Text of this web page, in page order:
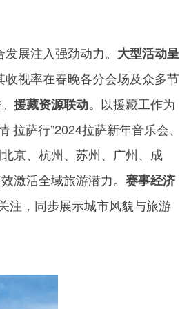
展注入强劲动力。 大型活动呈
视率在春晚各分会场及众多节
援藏资源联动。 以援藏工作为
拉萨行”2024拉萨新年音乐会、
京、杭州、苏州、广州、成
激活全域旅游潜力。 赛事经济
注，同步展示城市风貌与旅游